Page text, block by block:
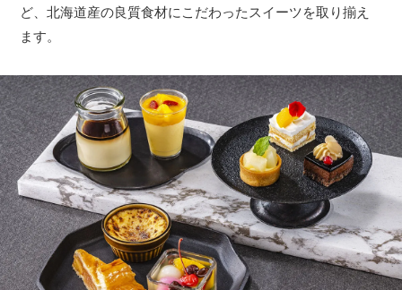
ど、北海道産の良質食材にこだわったスイーツを取り揃え
ます。